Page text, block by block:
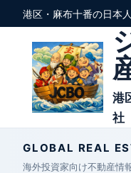
港区・麻布十番の日本
港
社
GLOBAL REAL
海外投資家向け不動産情